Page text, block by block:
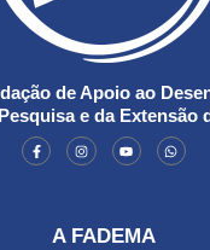
de Apoio ao
e da Extensão
A FADEMA